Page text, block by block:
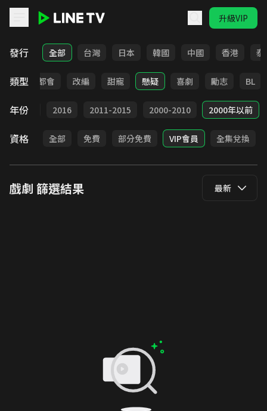
升級VIP
LINE TV - 戲劇
發行 全部 台灣 日本 韓國 中國 香港 泰
類型
愛情 都會 改編 甜寵 懸疑 喜劇 勵志 BL
年份
2017 2016 2011-2015 2000-2010 2000年以前
資格 全部 免費 部分免費 VIP會員 全集兌換
戲劇 篩選結果 最新